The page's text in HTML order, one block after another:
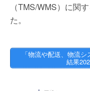
（TMS/WMS）に関
た。
「物流や配送、物流
結果